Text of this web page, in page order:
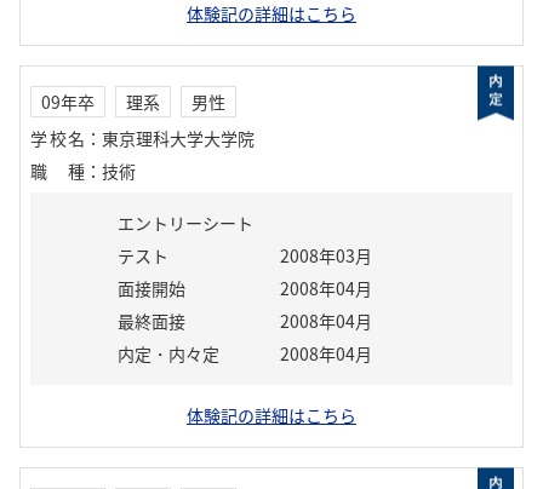
体験記の詳細はこちら
09年卒 理系
男性
学校名 ： 東京理科大学大学院
職種 ： 技術
エントリーシート
テスト
2008年03月
面接開始
2008年04月
最終面接
2008年04月
内定・内々定
2008年04月
体験記の詳細はこちら